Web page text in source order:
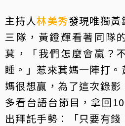
主持人林美秀發現唯獨黃
三隊，黃鐙輝看著同隊
萁，「我們怎麼會贏？
睡。」惹來萁媽一陣打
媽很想贏，為了這次錄
多看台語台節目，拿回
出拜託手勢：「只要有